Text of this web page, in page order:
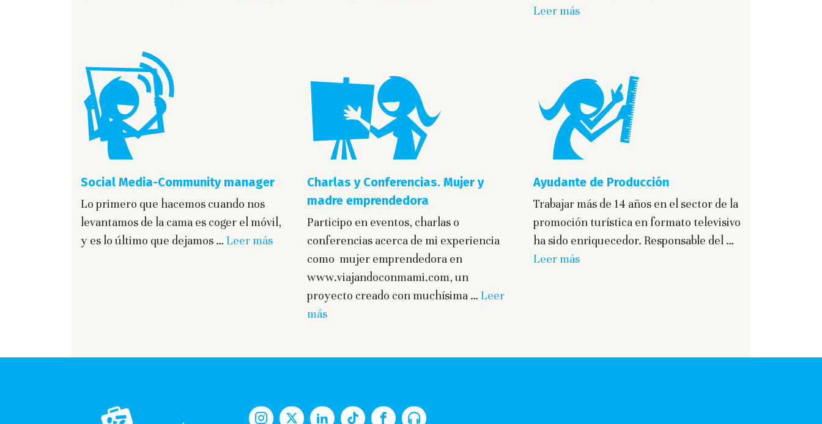
Leer más
Social Media-Community manager
Lo primero que hacemos cuando nos
levantamos de la cama es coger el móvil,
y es lo último que dejamos … Leer más
Charlas y Conferencias. Mujer y
madre emprendedora
Participo en eventos, charlas o
conferencias acerca de mi experiencia
como mujer emprendedora en
www.viajandoconmami.com, un
proyecto creado con muchísima … Leer
más
Ayudante de Producción
Trabajar más de 14 años en el sector de la
promoción turística en formato televisivo
ha sido enriquecedor. Responsable del …
Leer más